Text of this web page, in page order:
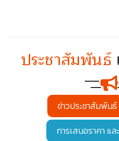
ประชาสัมพันธ์
ข่าวประชาสัมพัน
การเสนอราคา แ